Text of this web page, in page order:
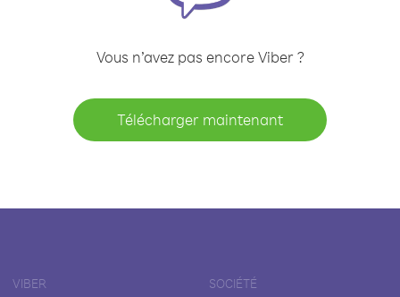
Vous n’avez pas encore Viber ?
Télécharger maintenant
VIBER SOCIÉTÉ